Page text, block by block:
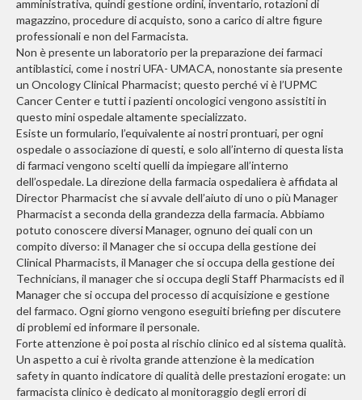
amministrativa, quindi gestione ordini, inventario, rotazioni di
magazzino, procedure di acquisto, sono a carico di altre figure
professionali e non del Farmacista.
Non è presente un laboratorio per la preparazione dei farmaci
antiblastici, come i nostri UFA- UMACA, nonostante sia presente
un Oncology Clinical Pharmacist; questo perché vi è l’UPMC
Cancer Center e tutti i pazienti oncologici vengono assistiti in
questo mini ospedale altamente specializzato.
Esiste un formulario, l’equivalente ai nostri prontuari, per ogni
ospedale o associazione di questi, e solo all’interno di questa lista
di farmaci vengono scelti quelli da impiegare all’interno
dell’ospedale. La direzione della farmacia ospedaliera è affidata al
Director Pharmacist che si avvale dell’aiuto di uno o più Manager
Pharmacist a seconda della grandezza della farmacia. Abbiamo
potuto conoscere diversi Manager, ognuno dei quali con un
compito diverso: il Manager che si occupa della gestione dei
Clinical Pharmacists, il Manager che si occupa della gestione dei
Technicians, il manager che si occupa degli Staff Pharmacists ed il
Manager che si occupa del processo di acquisizione e gestione
del farmaco. Ogni giorno vengono eseguiti briefing per discutere
di problemi ed informare il personale.
Forte attenzione è poi posta al rischio clinico ed al sistema qualità.
Un aspetto a cui è rivolta grande attenzione è la medication
safety in quanto indicatore di qualità delle prestazioni erogate: un
farmacista clinico è dedicato al monitoraggio degli errori di